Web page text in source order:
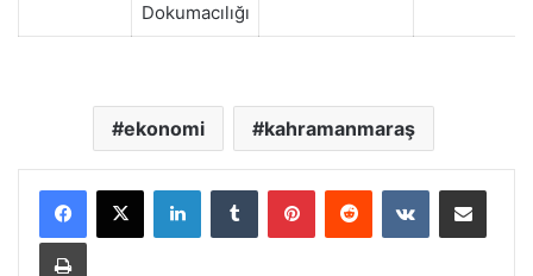
Dokumacılığı
ekonomi kahramanmaraş
LinkedInTumblr PinterestReddit VKontakteE-Posta ile paylaş
Yazdır